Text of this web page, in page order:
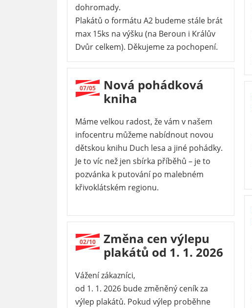
dohromady.
Plakátů o formátu A2 budeme stále brát
max 15ks na výšku (na Beroun i Králův
Dvůr celkem). Děkujeme za pochopení.
07/05
Nová pohádková
kniha
Máme velkou radost, že vám v našem
infocentru můžeme nabídnout novou
dětskou knihu Duch lesa a jiné pohádky.
Je to víc než jen sbírka příběhů – je to
pozvánka k putování po malebném
křivoklátském regionu.
02/10
Změna cen výlepu
plakátů od 1. 1. 2026
Vážení zákazníci,
od 1. 1. 2026 bude změněný ceník za
výlep plakátů. Pokud výlep proběhne